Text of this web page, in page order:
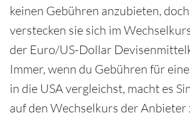
keinen Gebühren anzubieten,
verstecken sie sich im
der Euro/US-Dollar
Immer, wenn du Gebühren für
in die USA vergleichst, macht es
auf den Wechselkurs der Anbieter